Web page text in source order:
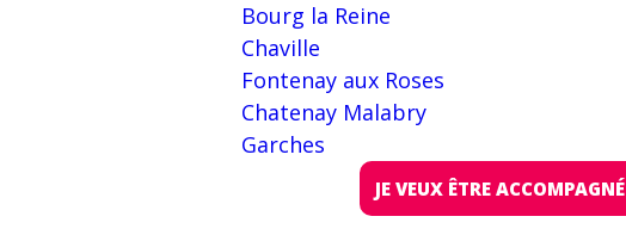
Bourg la Reine
Chaville
Fontenay aux Roses
Chatenay Malabry
Garches
JE VEUX ÊTRE ACCOMPAGNÉ